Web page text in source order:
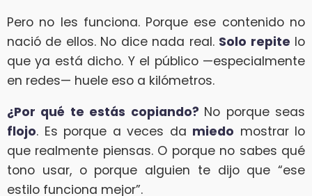
Pero no les funciona. Porque ese contenido no
nació de ellos. No dice nada real. Solo repite lo
que ya está dicho. Y el público —especialmente
en redes— huele eso a kilómetros.
¿Por qué te estás copiando? No porque seas
flojo. Es porque a veces da miedo mostrar lo
que realmente piensas. O porque no sabes qué
tono usar, o porque alguien te dijo que “ese
estilo funciona mejor”.